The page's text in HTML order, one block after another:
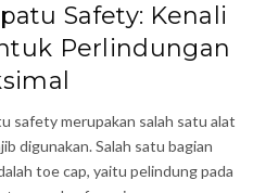
Safety: Kenali
Perlindungan
safety merupakan salah satu alat
digunakan. Salah satu bagian
toe cap, yaitu pelindung pada